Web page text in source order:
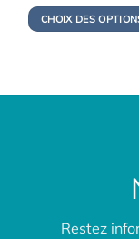
CHOIX DES
Restez